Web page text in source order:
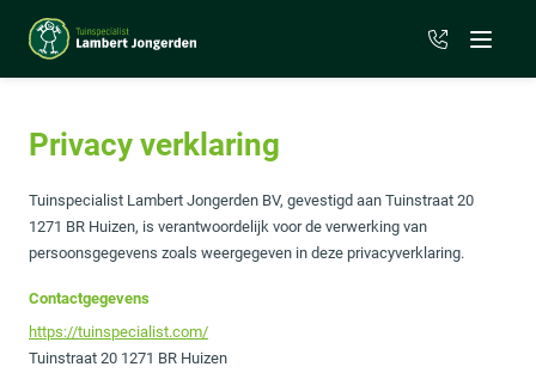
Menu
06 - 51 21
Privacy verklaring
Tuinspecialist Lambert Jongerden BV, gevestigd aan Tuinstraat 20
1271 BR Huizen, is verantwoordelijk voor de verwerking van
persoonsgegevens zoals weergegeven in deze privacyverklaring.
Contactgegevens
https://tuinspecialist.com/
Tuinstraat 20 1271 BR Huizen